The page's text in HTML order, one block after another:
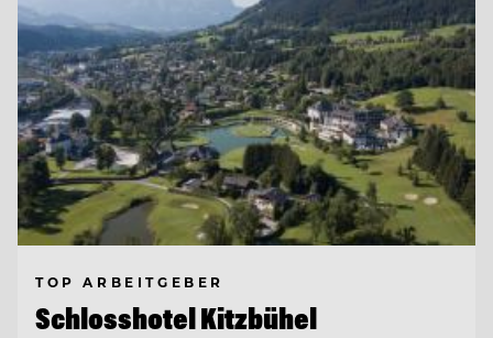
TOP ARBEITGEBER
Schlosshotel Kitzbühel